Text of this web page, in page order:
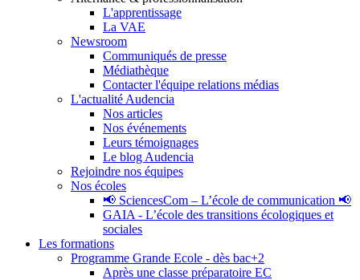
L'apprentissage
La VAE
Newsroom
Communiqués de presse
Médiathèque
Contacter l'équipe relations médias
L'actualité Audencia
Nos articles
Nos événements
Leurs témoignages
Le blog Audencia
Rejoindre nos équipes
Nos écoles
📢 SciencesCom – L’école de communication 📢
GAIA - L’école des transitions écologiques et
sociales
Les formations
Programme Grande Ecole - dès bac+2
Après une classe préparatoire EC